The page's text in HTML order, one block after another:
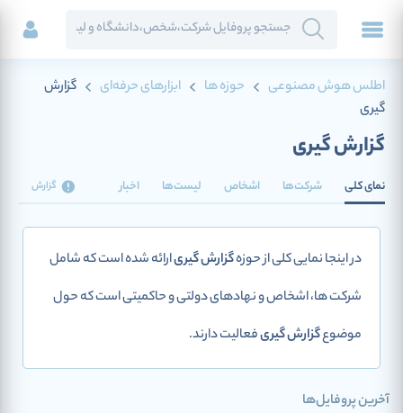
اطلس هوش مصنوعی حوزه ها ابزارهای حرفه‌ای
گزارش
گیری
گزارش گیری
نمای کلی شرکت‌ها اشخاص لیست‌ها اخبار گزارش
در اینجا نمایی کلی از حوزهگزارش گیریارائه شده است که شامل
شرکت ها، اشخاص و نهادهای دولتی و حاکمیتی است که حول
موضوعگزارش گیریفعالیت دارند.
آخرین پروفایل‌ها